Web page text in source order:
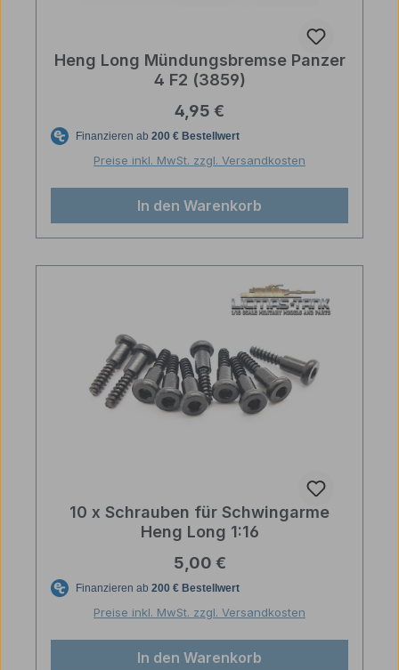
Heng Long Mündungsbremse Panzer
4 F2 (3859)
Regulärer Preis:
4,95 €
Preise inkl. MwSt. zzgl. Versandkosten
In den Warenkorb
10 x Schrauben für Schwingarme
Heng Long 1:16
Regulärer Preis:
5,00 €
Preise inkl. MwSt. zzgl. Versandkosten
In den Warenkorb